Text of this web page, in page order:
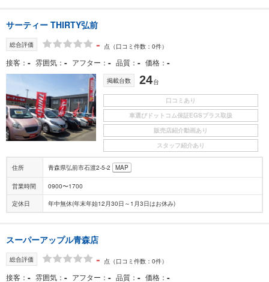
サーティー THIRTY弘前
総合評価 - 点 （口コミ件数：0件）
接客 - 雰囲気 - アフター - 品質 - 価格 -
掲載台数 24台
口コミあり
車選びドットコム保証EGSプラス取扱
販売店紹介動画あり
スタッフ紹介あり
住所 青森県弘前市石渡2-5-2 MAP
営業時間 0900〜1700
定休日 年中無休(年末年始12月30日～1月3日はお休み)
スーパーアップル青森店
総合評価 - 点 （口コミ件数：0件）
接客 - 雰囲気 - アフター - 品質 - 価格 -